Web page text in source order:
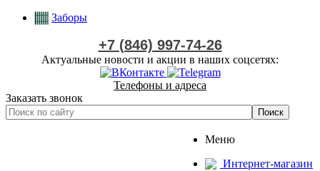
Заборы
+7 (846) 997-74-26
Актуальные новости и акции в наших соцсетях:
Телефоны и адреса
Заказать звонок
Меню
Интернет-магазин